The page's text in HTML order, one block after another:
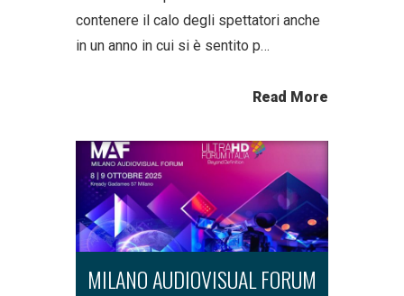
contenere il calo degli spettatori anche
in un anno in cui si è sentito p…
Read More
MILANO AUDIOVISUAL FORUM